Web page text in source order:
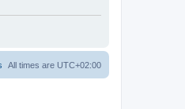
All times are UTC+02:00